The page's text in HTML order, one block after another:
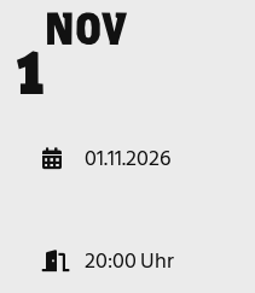
1NOV
01.11.2026
20:00